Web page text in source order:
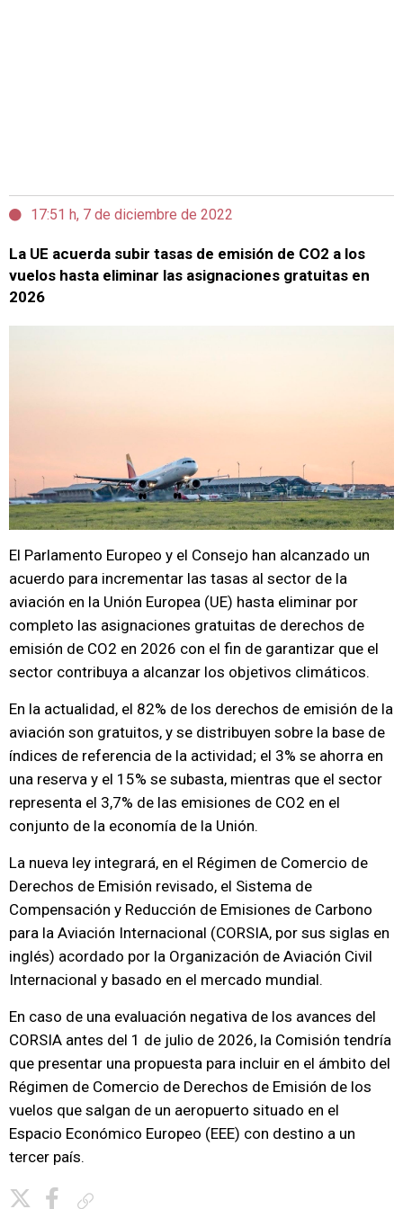
17:51 h, 7 de diciembre de 2022
La UE acuerda subir tasas de emisión de CO2 a los
vuelos hasta eliminar las asignaciones gratuitas en
2026
El Parlamento Europeo y el Consejo han alcanzado un
acuerdo para incrementar las tasas al sector de la
aviación en la Unión Europea (UE) hasta eliminar por
completo las asignaciones gratuitas de derechos de
emisión de CO2 en 2026 con el fin de garantizar que el
sector contribuya a alcanzar los objetivos climáticos.
En la actualidad, el 82% de los derechos de emisión de la
aviación son gratuitos, y se distribuyen sobre la base de
índices de referencia de la actividad; el 3% se ahorra en
una reserva y el 15% se subasta, mientras que el sector
representa el 3,7% de las emisiones de CO2 en el
conjunto de la economía de la Unión.
La nueva ley integrará, en el Régimen de Comercio de
Derechos de Emisión revisado, el Sistema de
Compensación y Reducción de Emisiones de Carbono
para la Aviación Internacional (CORSIA, por sus siglas en
inglés) acordado por la Organización de Aviación Civil
Internacional y basado en el mercado mundial.
En caso de una evaluación negativa de los avances del
CORSIA antes del 1 de julio de 2026, la Comisión tendría
que presentar una propuesta para incluir en el ámbito del
Régimen de Comercio de Derechos de Emisión de los
vuelos que salgan de un aeropuerto situado en el
Espacio Económico Europeo (EEE) con destino a un
tercer país.